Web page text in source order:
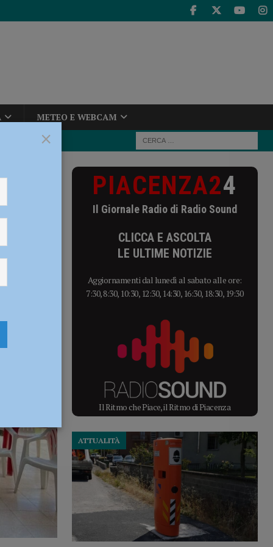
METEO E WEBCAM
week end
PIACENZA24
Il Giornale Radio di Radio Sound
CLICCA E ASCOLTA
LE ULTIME NOTIZIE
Aggiornamenti dal lunedì al sabato alle ore:
7:30, 8:30, 10:30, 12:30, 14:30, 16:30, 18:30, 19:30
Il Ritmo che Piace, il Ritmo di Piacenza
ATTUALITÀ
×